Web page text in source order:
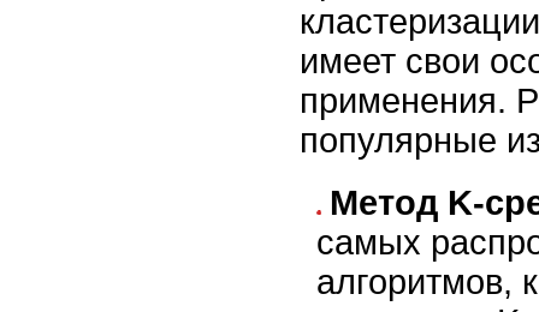
имеет свои
применения.
популярные
Метод K-
самых
алгоритмов,